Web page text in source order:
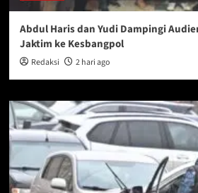
Abdul Haris dan Yudi Dampingi
Jaktim ke Kesbangpol
Redaksi 2 hari ago